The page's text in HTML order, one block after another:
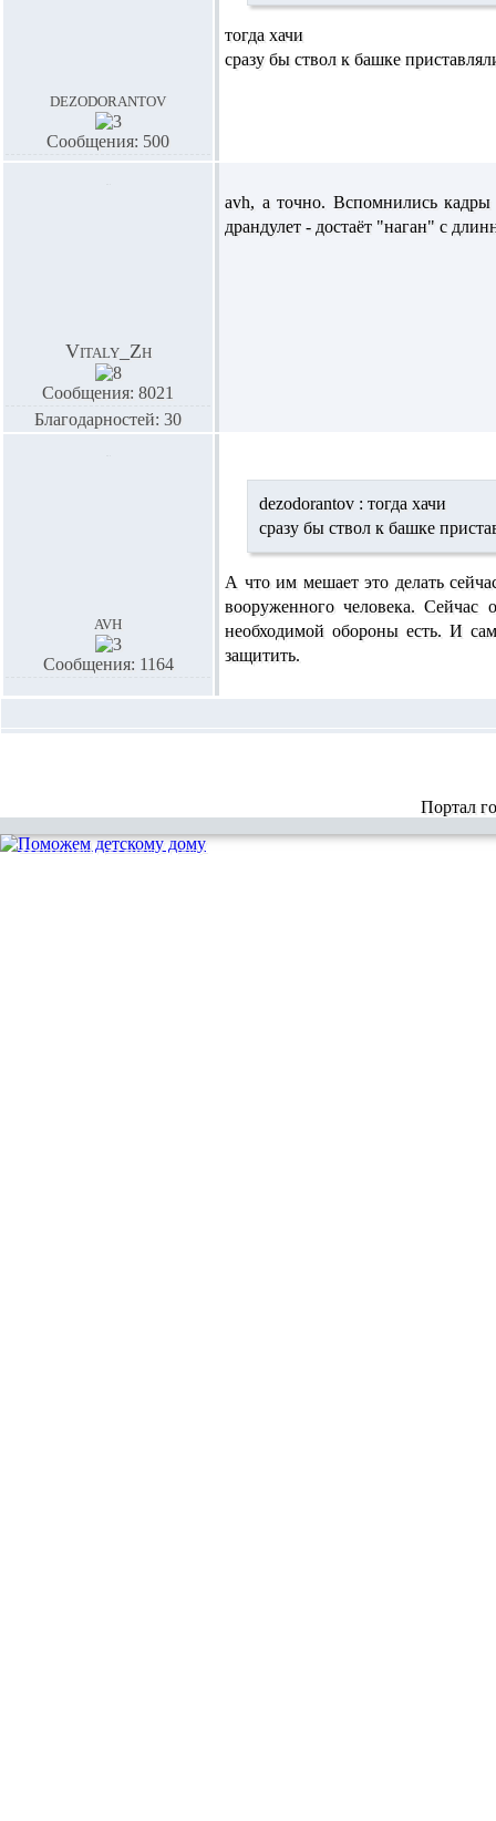
dezodorantov
Сообщения: 500
тогда хачи
сразу бы ствол к башке
Vitaly_Zh
Сообщения: 8021
Благодарностей: 30
avh, а точно. Вспомнились
драндулет - достаёт "наган" с
avh
Сообщения: 1164
dezodorantov : тогда хачи
сразу бы ствол к башке
А что им мешает это делать
вооруженного человека.
необходимой обороны есть. И
защитить.
Портал